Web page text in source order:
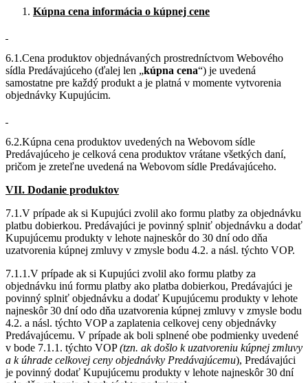
Kúpna cena informácia o kúpnej cene
6.1.Cena produktov objednávaných prostredníctvom Webového
sídla Predávajúceho (ďalej len „kúpna cena“) je uvedená
samostatne pre každý produkt a je platná v momente vytvorenia
objednávky Kupujúcim.
6.2.Kúpna cena produktov uvedených na Webovom sídle
Predávajúceho je celková cena produktov vrátane všetkých daní,
pričom je zreteľne uvedená na Webovom sídle Predávajúceho.
VII. Dodanie produktov
7.1.V prípade ak si Kupujúci zvolil ako formu platby za objednávku
platbu dobierkou. Predávajúci je povinný splniť objednávku a dodať
Kupujúcemu produkty v lehote najneskôr do 30 dní odo dňa
uzatvorenia kúpnej zmluvy v zmysle bodu 4.2. a násl. týchto VOP.
7.1.1.V prípade ak si Kupujúci zvolil ako formu platby za
objednávku inú formu platby ako platba dobierkou, Predávajúci je
povinný splniť objednávku a dodať Kupujúcemu produkty v lehote
najneskôr 30 dní odo dňa uzatvorenia kúpnej zmluvy v zmysle bodu
4.2. a násl. týchto VOP a zaplatenia celkovej ceny objednávky
Predávajúcemu. V prípade ak boli splnené obe podmienky uvedené
v bode 7.1.1. týchto VOP(tzn. ak došlo k uzatvoreniu kúpnej zmluvy
a k úhrade celkovej ceny objednávky Predávajúcemu), Predávajúci
je povinný dodať Kupujúcemu produkty v lehote najneskôr 30 dní